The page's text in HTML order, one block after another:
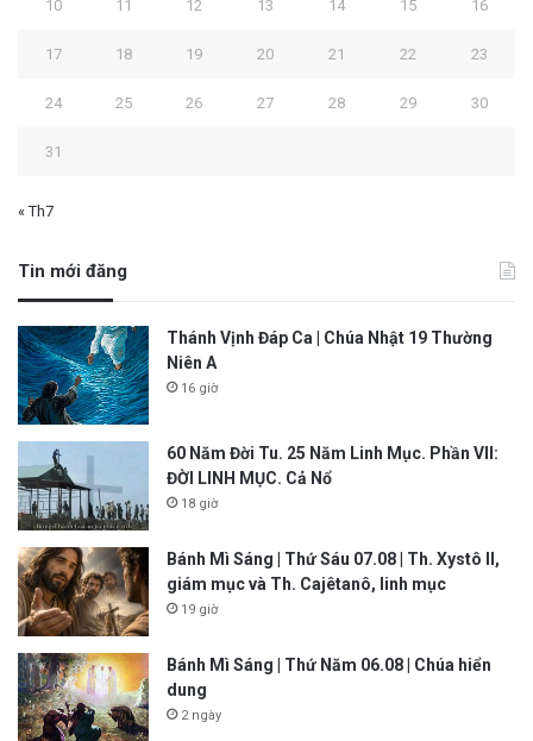
10 11 12 13 14 15 16
17 18 19 20 21 22 23
24 25 26 27 28 29 30
31
« Th7
Tin mới đăng
Thánh Vịnh Đáp Ca | Chúa Nhật 19 Thường
Niên A
16 giờ
60 Năm Đời Tu. 25 Năm Linh Mục. Phần VII:
ĐỜI LINH MỤC. Cả Nổ
18 giờ
Bánh Mì Sáng | Thứ Sáu 07.08 | Th. Xystô II,
giám mục và Th. Cajêtanô, linh mục
19 giờ
Bánh Mì Sáng | Thứ Năm 06.08 | Chúa hiển
dung
2 ngày